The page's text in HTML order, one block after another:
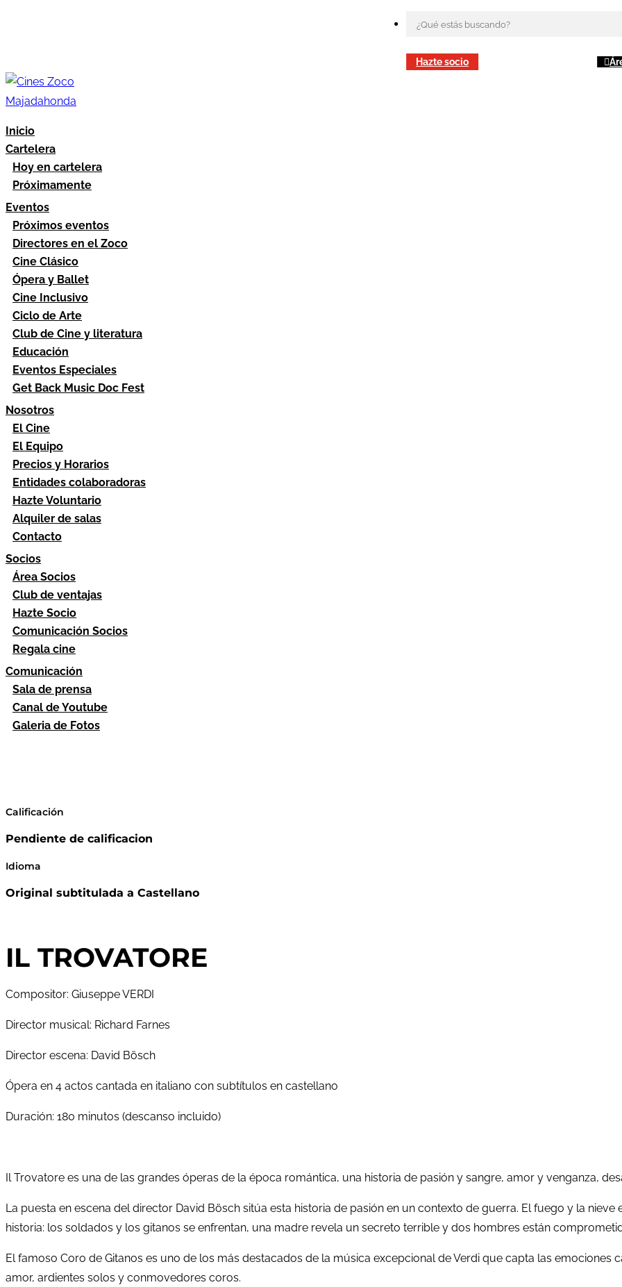
Hazte socio
Inicio
Cartelera
Hoy en cartelera
Próximamente
Eventos
Próximos eventos
Directores en el Zoco
Cine Clásico
Ópera y Ballet
Cine Inclusivo
Ciclo de Arte
Club de Cine y literatura
Educación
Eventos Especiales
Get Back Music Doc Fest
Nosotros
El Cine
El Equipo
Precios y Horarios
Entidades colaboradoras
Hazte Voluntario
Alquiler de salas
Contacto
Socios
Área Socios
Club de ventajas
Hazte Socio
Comunicación Socios
Regala cine
Comunicación
Sala de prensa
Canal de Youtube
Galeria de Fotos
Calificación
Pendiente de calificacion
Idioma
Original subtitulada a Castellano
IL TROVATORE
Compositor: Giuseppe VERDI
Director musical: Richard Farnes
Director escena: David Bösch
Ópera en 4 actos cantada en italiano con subtítulos en castellano
Duración: 180 minutos (descanso incluido)
Il Trovatore es una de las grandes óperas de la época romántica, una historia de pasión y sangre, amor y venganza,
La puesta en escena del director David Bösch sitúa esta historia de pasión en un contexto de guerra. El fuego y la
historia: los soldados y los gitanos se enfrentan, una madre revela un secreto terrible y dos hombres están
El famoso Coro de Gitanos es uno de los más destacados de la música excepcional de Verdi que capta las
amor, ardientes solos y conmovedores coros.